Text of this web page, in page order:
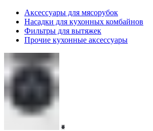
Аксессуары для мясорубок
Насадки для кухонных комбайнов
Фильтры для вытяжек
Прочие кухонные аксессуары